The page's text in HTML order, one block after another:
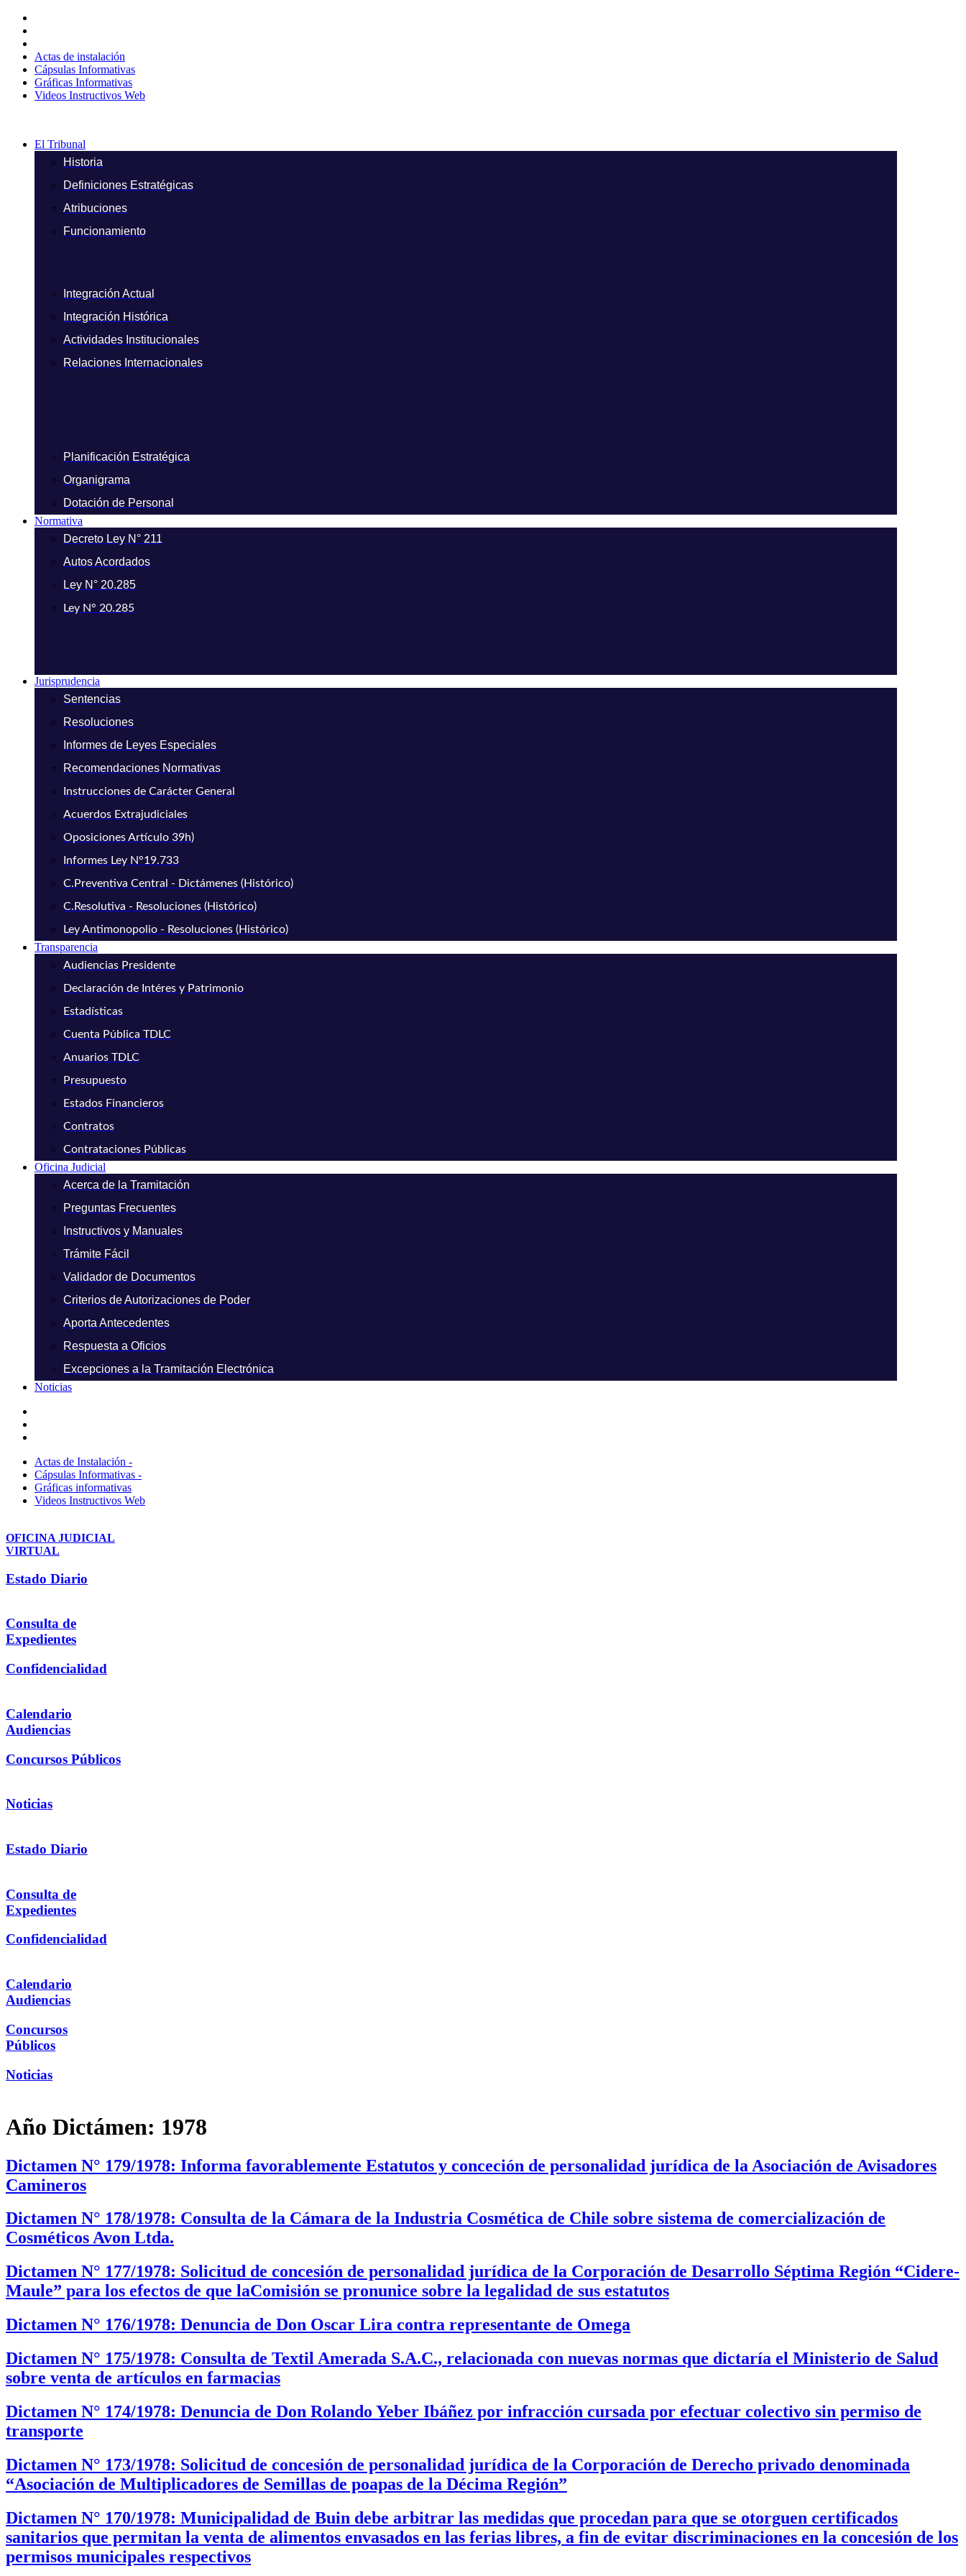
contenido
Actas de instalación
Cápsulas Informativas
Gráficas Informativas
Videos Instructivos Web
El Tribunal
Historia
Definiciones Estratégicas
Atribuciones
Funcionamiento
Integración Actual
Integración Histórica
Actividades Institucionales
Relaciones Internacionales
Planificación Estratégica
Organigrama
Dotación de Personal
Normativa
Decreto Ley N° 211
Autos Acordados
Ley N° 20.285
Ley N° 20.285
Jurisprudencia
Sentencias
Resoluciones
Informes de Leyes Especiales
Recomendaciones Normativas
Instrucciones de Carácter General
Acuerdos Extrajudiciales
Oposiciones Artículo 39h)
Informes Ley N°19.733
C.Preventiva Central - Dictámenes (Histórico)
C.Resolutiva - Resoluciones (Histórico)
Ley Antimonopolio - Resoluciones (Histórico)
Transparencia
Audiencias Presidente
Declaración de Intéres y Patrimonio
Estadísticas
Cuenta Pública TDLC
Anuarios TDLC
Presupuesto
Estados Financieros
Contratos
Contrataciones Públicas
Oficina Judicial
Acerca de la Tramitación
Preguntas Frecuentes
Instructivos y Manuales
Trámite Fácil
Validador de Documentos
Criterios de Autorizaciones de Poder
Aporta Antecedentes
Respuesta a Oficios
Excepciones a la Tramitación Electrónica
Noticias
Actas de Instalación -
Cápsulas Informativas -
Gráficas informativas
Videos Instructivos Web
OFICINA JUDICIAL
VIRTUAL
Estado Diario
Consulta de
Expedientes
Confidencialidad
Calendario
Audiencias
Concursos Públicos
Noticias
Estado Diario
Consulta de
Expedientes
Confidencialidad
Calendario
Audiencias
Concursos
Públicos
Noticias
Año Dictámen: 1978
Dictamen N° 179/1978: Informa favorablemente Estatutos y conceción de personalidad jurídica de la Asociación de Avisadores
Camineros
Dictamen N° 178/1978: Consulta de la Cámara de la Industria Cosmética de Chile sobre sistema de comercialización de
Cosméticos Avon Ltda.
Dictamen N° 177/1978: Solicitud de concesión de personalidad jurídica de la Corporación de Desarrollo Séptima Región “Cidere-
Maule” para los efectos de que laComisión se pronunice sobre la legalidad de sus estatutos
Dictamen N° 176/1978: Denuncia de Don Oscar Lira contra representante de Omega
Dictamen N° 175/1978: Consulta de Textil Amerada S.A.C., relacionada con nuevas normas que dictaría el Ministerio de Salud
sobre venta de artículos en farmacias
Dictamen N° 174/1978: Denuncia de Don Rolando Yeber Ibáñez por infracción cursada por efectuar colectivo sin permiso de
transporte
Dictamen N° 173/1978: Solicitud de concesión de personalidad jurídica de la Corporación de Derecho privado denominada
“Asociación de Multiplicadores de Semillas de poapas de la Décima Región”
Dictamen N° 170/1978: Municipalidad de Buin debe arbitrar las medidas que procedan para que se otorguen certificados
sanitarios que permitan la venta de alimentos envasados en las ferias libres, a fin de evitar discriminaciones en la concesión de los
permisos municipales respectivos